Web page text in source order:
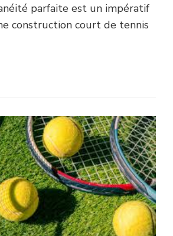
parfaite est un impératif
construction court de tennis